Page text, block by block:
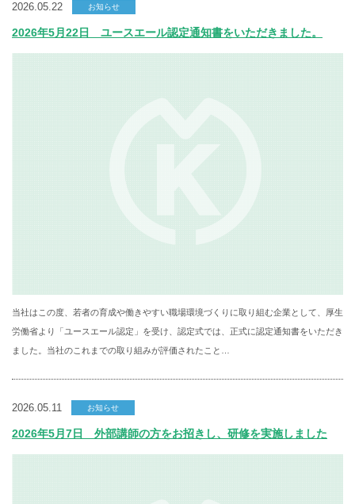
2026.05.22 お知らせ
2026年5月22日 ユースエール認定通知書をいただきました。
当社はこの度、若者の育成や働きやすい職場環境づくりに取り組む企業として、厚生
労働省より「ユースエール認定」を受け、認定式では、正式に認定通知書をいただき
ました。当社のこれまでの取り組みが評価されたこと…
2026.05.11 お知らせ
2026年5月7日 外部講師の方をお招きし、研修を実施しました